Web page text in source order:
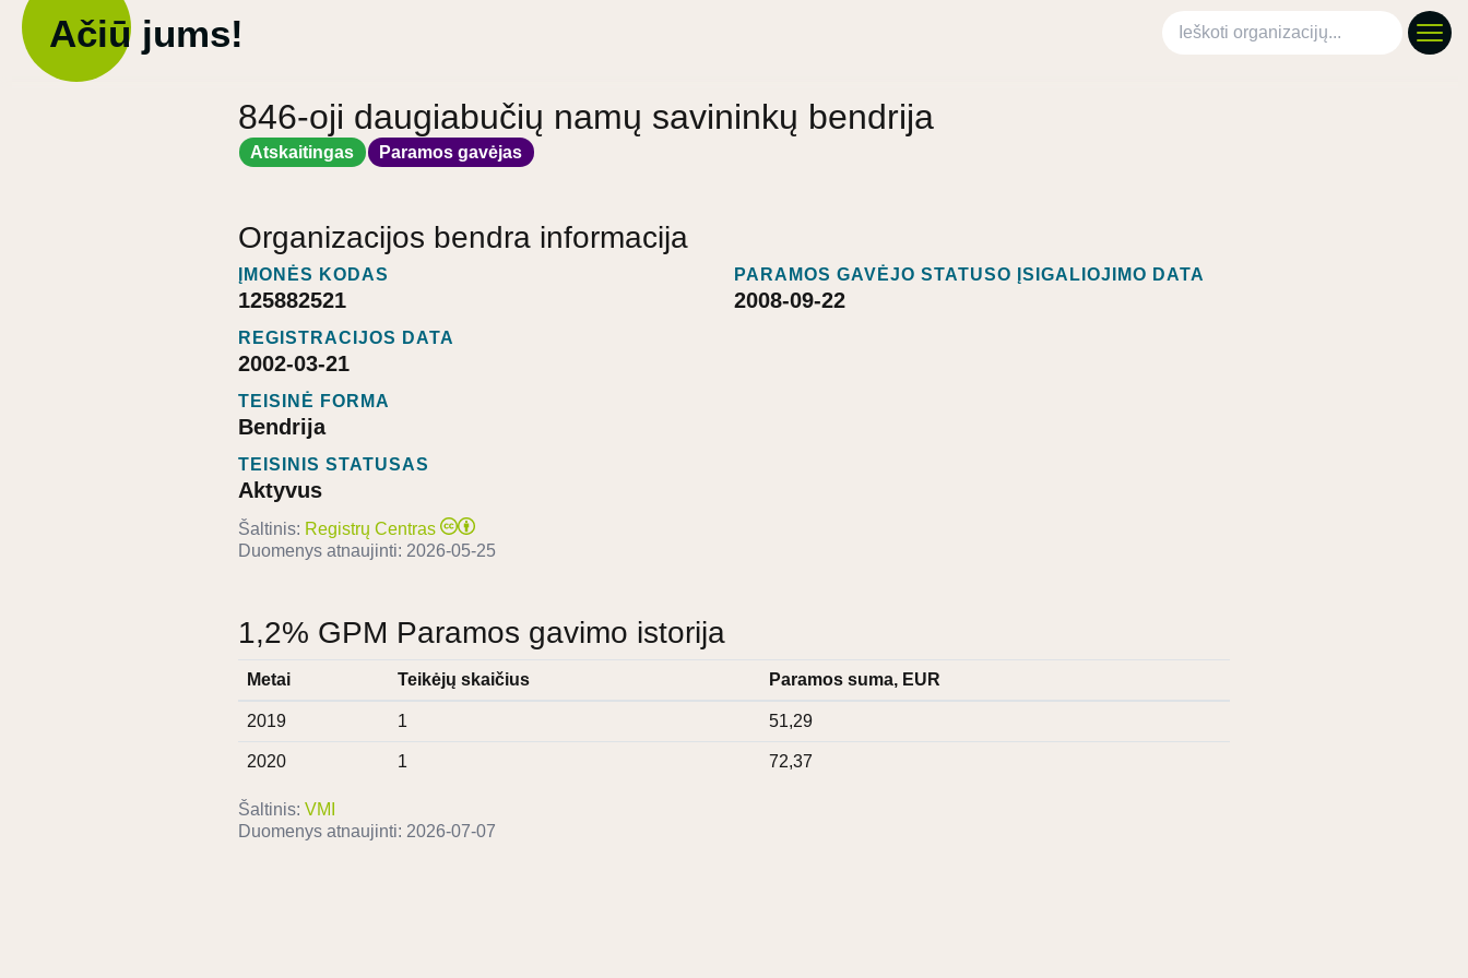
Ačiū jums! Ieškoti organizacijų
846-oji daugiabučių namų savininkų bendrija
Atskaitingas Paramos gavėjas
Organizacijos bendra informacija
ĮMONĖS KODAS
125882521
REGISTRACIJOS DATA
2002-03-21
TEISINĖ FORMA
Bendrija
TEISINIS STATUSAS
Aktyvus
PARAMOS GAVĖJO STATUSO ĮSIGALIOJIMO DATA
2008-09-22
Šaltinis: Registrų Centras
Duomenys atnaujinti: 2026-05-25
1,2% GPM Paramos gavimo istorija
Metai Teikėjų skaičius Paramos suma, EUR
2019 1 51,29
2020 1 72,37
Šaltinis: VMI
Duomenys atnaujinti: 2026-07-07